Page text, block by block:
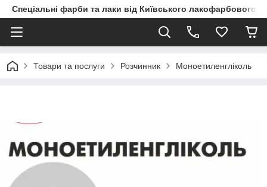
Спеціальні фарби та лаки від Київського
Товари та послуги Розчинник Моноетиленгліколь